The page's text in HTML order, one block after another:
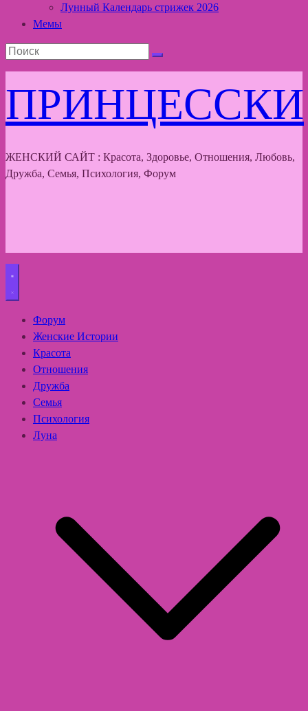
Лунный Календарь стрижек 2026
Мемы
ПРИНЦЕССКИ
ЖЕНСКИЙ САЙТ : Красота, Здоровье, Отношения, Любовь,
Дружба, Семья, Психология, Форум
Форум
Женские Истории
Красота
Отношения
Дружба
Семья
Психология
Луна